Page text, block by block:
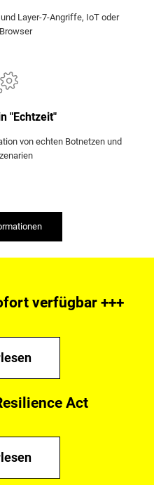
Layer-7-Angriffe, IoT oder
"Echtzeit"
von echten Botnetzen und
verfügbar +++
Act